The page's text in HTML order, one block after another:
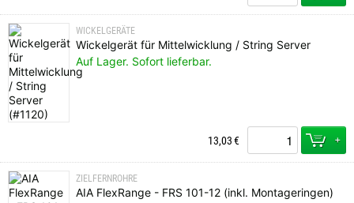
WICKELGERÄTE
Wickelgerät für Mittelwicklung / String Server
Auf Lager. Sofort lieferbar.
13,03€ +
ZIELFERNROHRE
AIA FlexRange - FRS 101-12 (inkl. Montageringen)